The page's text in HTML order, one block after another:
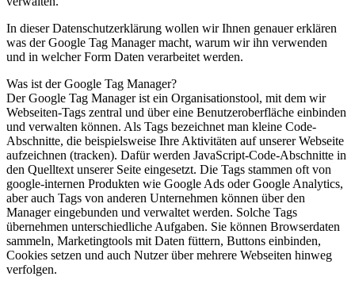
In dieser Datenschutzerklärung wollen wir Ihnen genauer erklären
was der Google Tag Manager macht, warum wir ihn verwenden
und in welcher Form Daten verarbeitet werden.
Was ist der Google Tag Manager?
Der Google Tag Manager ist ein Organisationstool, mit dem wir
Webseiten-Tags zentral und über eine Benutzeroberfläche einbinden
und verwalten können. Als Tags bezeichnet man kleine Code-
Abschnitte, die beispielsweise Ihre Aktivitäten auf unserer Webseite
aufzeichnen (tracken). Dafür werden JavaScript-Code-Abschnitte in
den Quelltext unserer Seite eingesetzt. Die Tags stammen oft von
google-internen Produkten wie Google Ads oder Google Analytics,
aber auch Tags von anderen Unternehmen können über den
Manager eingebunden und verwaltet werden. Solche Tags
übernehmen unterschiedliche Aufgaben. Sie können Browserdaten
sammeln, Marketingtools mit Daten füttern, Buttons einbinden,
Cookies setzen und auch Nutzer über mehrere Webseiten hinweg
verfolgen.